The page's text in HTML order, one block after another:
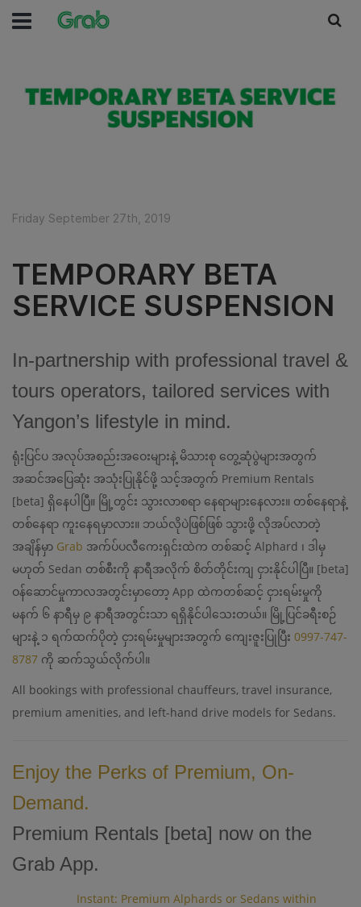
Friday September 27th, 2019
TEMPORARY BETA
SERVICE SUSPENSION
In-partnership with professional travel &
tours operators, tailored services with
Yangon’s lifestyle in mind.
ရုံးပြင်ပ အလုပ်အစည်းအဝေးများနဲ့ မိသားစု တွေ့ဆုံပွဲများအတွက်
အဆင်အပြေဆုံး အသုံးပြုနိုင်ဖို့ သင့်အတွက် Premium Rentals
[beta] ရှိနေပါပြီ။ မြို့တွင်း သွားလာစရာ နေရာများနေလား။ တစ်နေရာနဲ့
တစ်နေရာ ကူးနေရမှာလား။ ဘယ်လိုပဲဖြစ်ဖြစ် သွားဖို့ လိုအပ်လာတဲ့
အချိန်မှာ Grab အက်ပ်ပလီကေးရှင်းထဲက တစ်ဆင့် Alphard ၊ ဒါမှ
မဟုတ် Sedan တစ်စီးကို နာရီအလိုက် စိတ်တိုင်းကျ ငှားနိုင်ပါပြီ။ [beta]
ဝန်ဆောင်မှုကာလအတွင်းမှာတော့ App ထဲကတစ်ဆင့် ငှားရမ်းမှုကို
မနက် ၆ နာရီမှ ၉ နာရီအတွင်းသာ ရရှိနိုင်ပါသေးတယ်။ မြို့ပြင်ခရီးစဉ်
များနဲ့ ၁ ရက်ထက်ပိုတဲ့ ငှားရမ်းမှုများအတွက် ကျေးဇူးပြုပြီး 0997-747-
8787 ကို ဆက်သွယ်လိုက်ပါ။
All bookings with professional chauffeurs, travel insurance,
premium amenities, and left-hand drive models for Sedans.
Enjoy the Perks of Premium, On-
Demand.
Premium Rentals [beta] now on the
Grab App.
Instant: Premium Alphards or Sedans within